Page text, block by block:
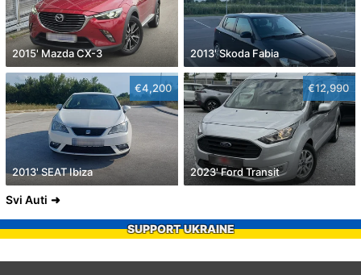
2015' Mazda CX-3 2013' Skoda Fabia
€4,200
2013' SEAT Ibiza
€12,990
2023' Ford Transit
Svi Auti
SUPPORT UKRAINE